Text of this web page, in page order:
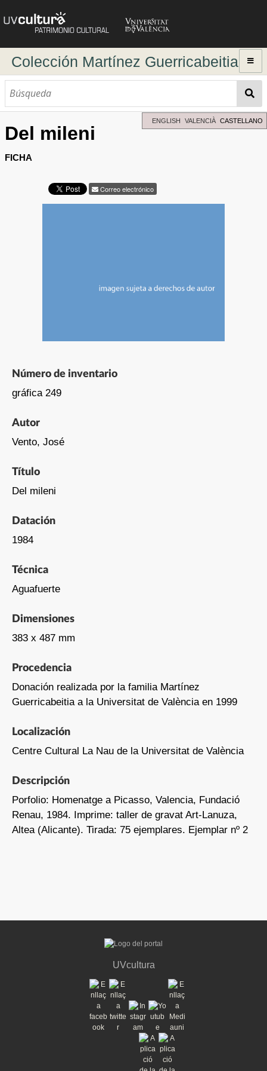
Colección Martínez Guerricabeitia
Explorar
Búsqueda avanzada
Directorio de autores
ENGLISH VALENCIÀ CASTELLANO
Del mileni
FICHA
Correo electrónico
Número de inventario
gráfica 249
Autor
Vento, José
Título
Del mileni
Datación
1984
Técnica
Aguafuerte
Dimensiones
383 x 487 mm
Procedencia
Donación realizada por la familia Martínez
Guerricabeitia a la Universitat de València en 1999
Localización
Centre Cultural La Nau de la Universitat de València
Descripción
Porfolio: Homenatge a Picasso, Valencia, Fundació
Renau, 1984. Imprime: taller de gravat Art-Lanuza,
Altea (Alicante). Tirada: 75 ejemplares. Ejemplar nº 2
UVcultura